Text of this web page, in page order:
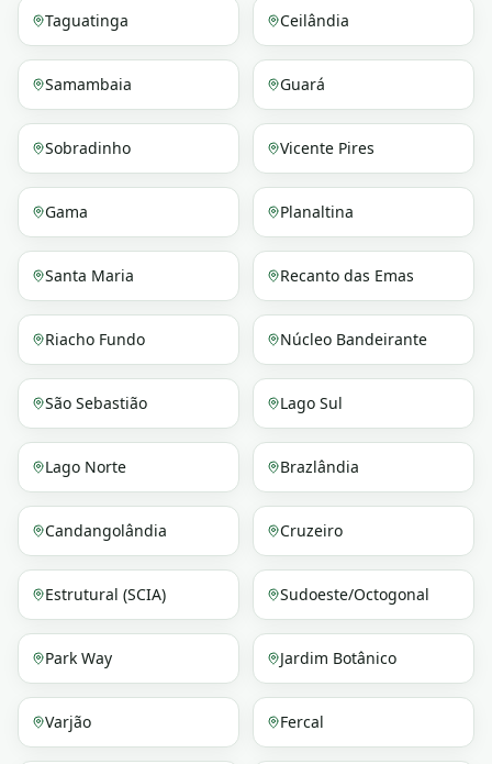
Taguatinga Ceilândia
Samambaia Guará
Sobradinho Vicente Pires
Gama Planaltina
Santa Maria Recanto das Emas
Riacho Fundo Núcleo Bandeirante
São Sebastião Lago Sul
Lago Norte Brazlândia
Candangolândia Cruzeiro
Estrutural (SCIA) Sudoeste/Octogonal
Park Way Jardim Botânico
Varjão Fercal